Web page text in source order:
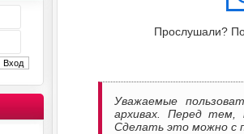
Прослушали?
Уважаемые
архивах. Перед тем,
Сделать это можно с